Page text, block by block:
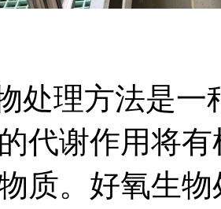
处理方法是一
代谢作用将
质。好氧生